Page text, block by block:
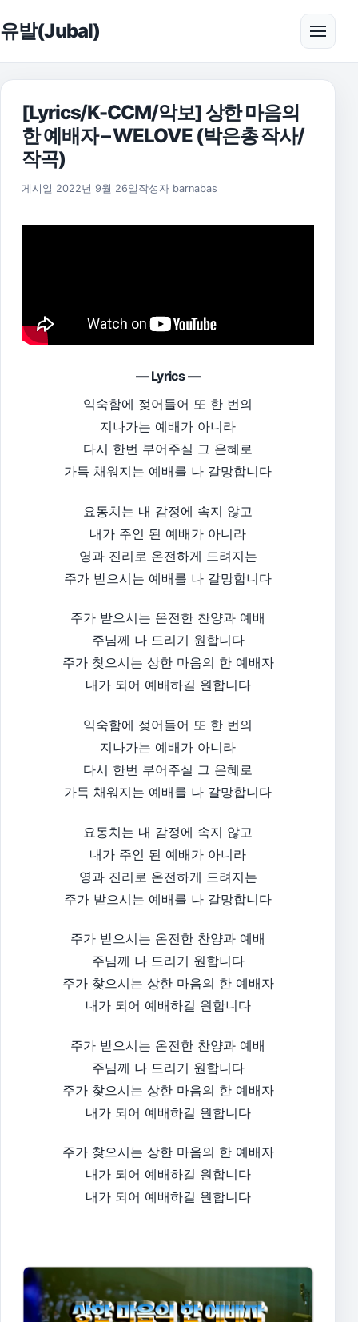
유발(Jubal) 메뉴
[Lyrics/K-CCM/악보] 상한 마음의
한 예배자 – WELOVE (박은총 작사/
작곡)
게시일 2022년 9월 26일 2025년 11월 18일
작성자 barnabas
— Lyrics —
익숙함에 젖어들어 또 한 번의
지나가는 예배가 아니라
다시 한번 부어주실 그 은혜로
가득 채워지는 예배를 나 갈망합니다
요동치는 내 감정에 속지 않고
내가 주인 된 예배가 아니라
영과 진리로 온전하게 드려지는
주가 받으시는 예배를 나 갈망합니다
주가 받으시는 온전한 찬양과 예배
주님께 나 드리기 원합니다
주가 찾으시는 상한 마음의 한 예배자
내가 되어 예배하길 원합니다
익숙함에 젖어들어 또 한 번의
지나가는 예배가 아니라
다시 한번 부어주실 그 은혜로
가득 채워지는 예배를 나 갈망합니다
요동치는 내 감정에 속지 않고
내가 주인 된 예배가 아니라
영과 진리로 온전하게 드려지는
주가 받으시는 예배를 나 갈망합니다
주가 받으시는 온전한 찬양과 예배
주님께 나 드리기 원합니다
주가 찾으시는 상한 마음의 한 예배자
내가 되어 예배하길 원합니다
주가 받으시는 온전한 찬양과 예배
주님께 나 드리기 원합니다
주가 찾으시는 상한 마음의 한 예배자
내가 되어 예배하길 원합니다
주가 찾으시는 상한 마음의 한 예배자
내가 되어 예배하길 원합니다
내가 되어 예배하길 원합니다